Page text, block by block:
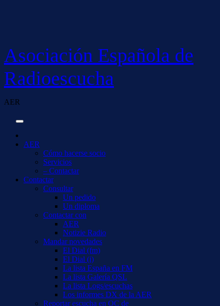
Asociación Española de
Radioescucha
AER
AER
Cómo hacerse socio
Servicios
– Contactar
Contactar
Consultar
Un pedido
Un diploma
Contactar con
AER
Notizie Radio
Mandar novedades
El Dial (fm)
El Dial (i)
La lista España en FM
La lista Galería QSL
La lista Logs/escuchas
Los informes DX de la AER
Reportar escucha en OC de